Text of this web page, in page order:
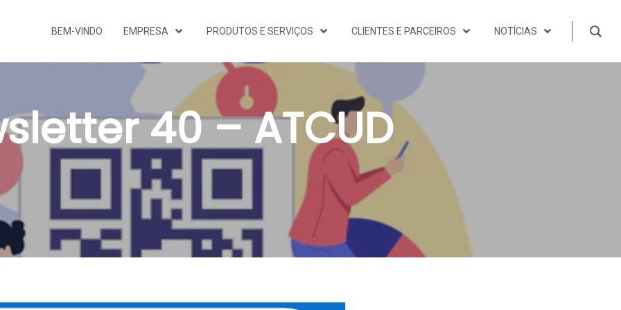
BEM-VINDO EMPRESA PRODUTOS E SERVIÇOS CLIENTES E PARCEIROS NOTÍCIAS
40 – ATCUD